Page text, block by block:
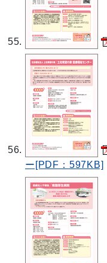
ー[PDF：597KB]